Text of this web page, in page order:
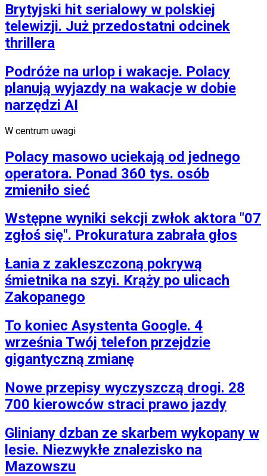
Brytyjski hit serialowy w polskiej
telewizji. Już przedostatni odcinek
thrillera
Podróże na urlop i wakacje. Polacy
planują wyjazdy na wakacje w dobie
narzędzi AI
W centrum uwagi
Polacy masowo uciekają od jednego
operatora. Ponad 360 tys. osób
zmieniło sieć
Wstępne wyniki sekcji zwłok aktora "07
zgłoś się". Prokuratura zabrała głos
Łania z zakleszczoną pokrywą
śmietnika na szyi. Krąży po ulicach
Zakopanego
To koniec Asystenta Google. 4
września Twój telefon przejdzie
gigantyczną zmianę
Nowe przepisy wyczyszczą drogi. 28
700 kierowców straci prawo jazdy
Gliniany dzban ze skarbem wykopany w
lesie. Niezwykłe znalezisko na
Mazowszu